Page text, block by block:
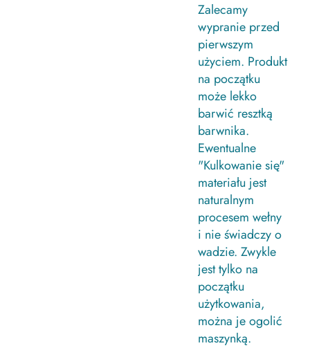
Zalecamy
wypranie przed
pierwszym
użyciem. Produkt
na początku
może lekko
barwić resztką
barwnika.
Ewentualne
"Kulkowanie się"
materiału jest
naturalnym
procesem wełny
i nie świadczy o
wadzie. Zwykle
jest tylko na
początku
użytkowania,
można je ogolić
maszynką.